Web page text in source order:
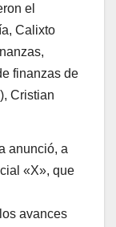
el
Calixto
finanzas de
Cristian
anunció, a
«X», que
avances